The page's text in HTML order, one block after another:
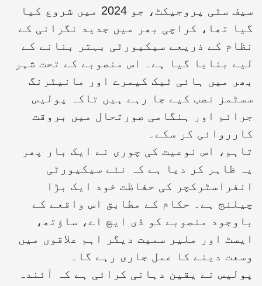
سیف سٹی پروجیکٹ، جو 2024 میں شروع کیا
گیا تھا، کراچی بھر میں جدید نگرانی کے
نظام کے ذریعے سیکیورٹی بہتر بنانے کے
لیے بنایا گیا ہے۔ اس منصوبے کے تحت شہر
بھر میں ہائی ٹیک کیمرے اور مانیٹرنگ
سسٹمز نصب کیے جا رہے ہیں تاکہ پولیس
جرائم اور ہنگامی صورتحال میں بروقت
کارروائی کر سکے۔
تاہم، اس نوعیت کی چوری نے ایک بار پھر
یہ ظاہر کر دیا ہے کہ نئے سیکیورٹی
انفراسٹرکچر کی حفاظت خود ایک بڑا
چیلنج ہے۔ حکام کے مطابق اس واقعے کے
باوجود منصوبے کو ڈی ایچ اے، ساؤتھ،
ایسٹ اور ملیر سمیت دیگر اہم علاقوں میں
وسعت دینے کا عمل جاری رہے گا۔
پولیس نے یقین دہانی کرائی ہے کہ آئندہ